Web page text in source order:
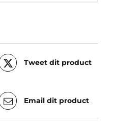
Tweet dit product
Email dit product